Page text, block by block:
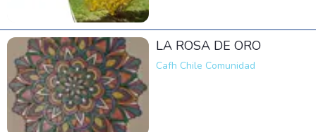
LA ROSA DE ORO
Cafh Chile Comunidad